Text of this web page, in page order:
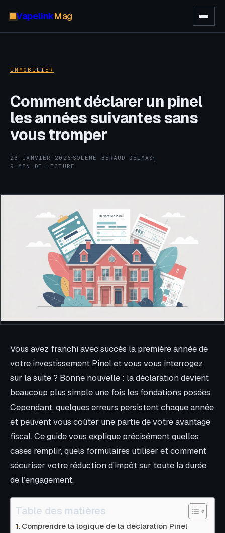
VapelinkMag
IMMOBILIER
Comment déclarer un pinel
les années suivantes sans
vous tromper
23 JANVIER 2026 ·
SOLÈNE BÉRAUD-DELMAS·
9 MIN DE LECTURE
Vous avez franchi avec succès la première année de
votre investissement Pinel et vous vous interrogez
sur la suite ? Bonne nouvelle : la déclaration devient
beaucoup plus simple une fois les fondations posées.
Cependant, quelques erreurs persistent chaque année
et peuvent vous coûter une partie de votre avantage
fiscal. Ce guide vous explique précisément quelles
cases remplir, quels formulaires utiliser et comment
sécuriser votre réduction d’impôt sur toute la durée
de l’engagement.
Table des matières
Comprendre la logique de la déclaration Pinel